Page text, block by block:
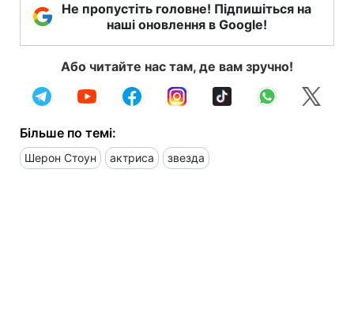
Не пропустіть головне! Підпишіться на
наші оновлення в Google!
Або читайте нас там, де вам зручно!
Більше по темі:
Шерон Стоун актриса звезда